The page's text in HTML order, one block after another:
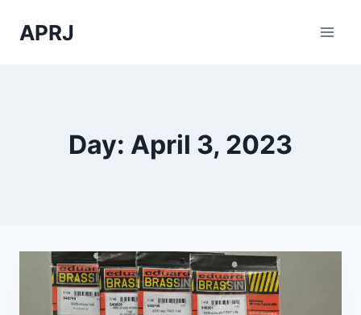
APRJ
Day: April 3, 2023